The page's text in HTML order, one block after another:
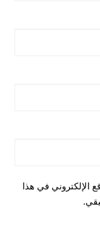
الإلكتروني في هذا